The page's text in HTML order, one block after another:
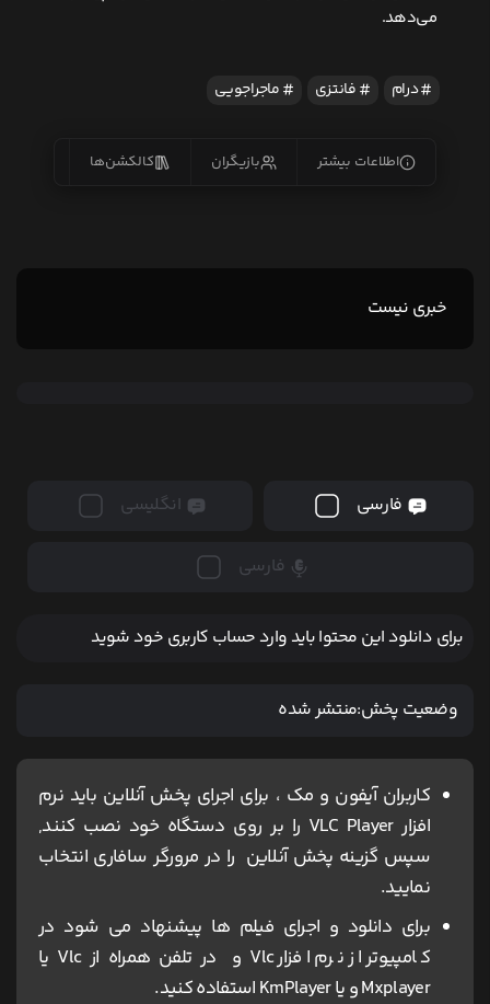
می‌دهد.
درام فانتزی ماجراجویی
اطلاعات بیشتر بازیگران کالکشن‌ها
خبری نیست
فارسی انگلیسی
فارسی
برای دانلود این محتوا باید وارد حساب کاربری خود شوید
وضعیت پخش:منتشر شده
کاربران آیفون و مک ، برای اجرای پخش آنلاین باید نرم
افزار VLC Player را بر روی دستگاه خود نصب کنند,
سپس گزینه پخش آنلاین را در مرورگر سافاری انتخاب
نمایید.
برای دانلود و اجرای فیلم ها پیشنهاد می شود در
کامپیوتر از نرم افزار Vlc و در تلفن همراه از Vlc یا
Mxplayer و یا KmPlayer استفاده کنید.